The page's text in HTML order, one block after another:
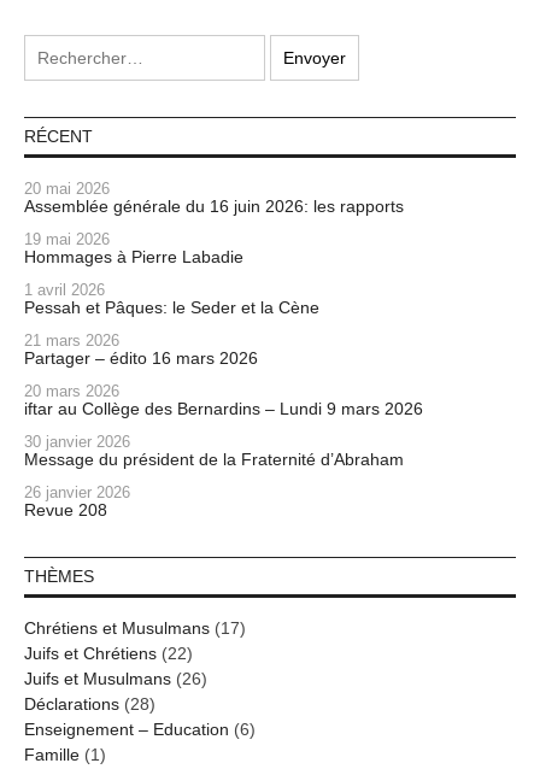
RÉCENT
20 mai 2026
Assemblée générale du 16 juin 2026: les rapports
19 mai 2026
Hommages à Pierre Labadie
1 avril 2026
Pessah et Pâques: le Seder et la Cène
21 mars 2026
Partager – édito 16 mars 2026
20 mars 2026
iftar au Collège des Bernardins – Lundi 9 mars 2026
30 janvier 2026
Message du président de la Fraternité d’Abraham
26 janvier 2026
Revue 208
THÈMES
Chrétiens et Musulmans (17)
Juifs et Chrétiens (22)
Juifs et Musulmans (26)
Déclarations (28)
Enseignement – Education (6)
Famille (1)